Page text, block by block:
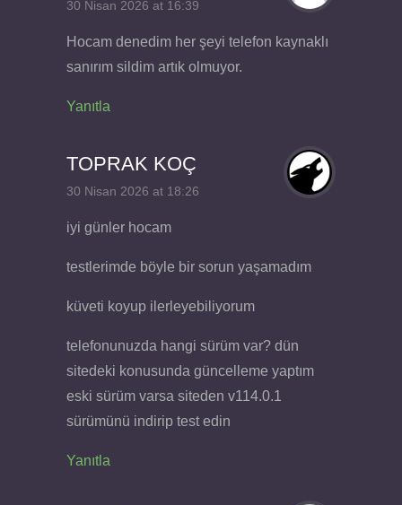
30 Nisan 2026 at 16:39
Hocam denedim her şeyi telefon kaynaklı
sanırım sildim artık olmuyor.
Yanıtla
TOPRAK KOÇ
30 Nisan 2026 at 18:26
iyi günler hocam
testlerimde böyle bir sorun yaşamadım
küveti koyup ilerleyebiliyorum
telefonunuzda hangi sürüm var? dün
sitedeki konusunda güncelleme yaptım
eski sürüm varsa siteden v114.0.1
sürümünü indirip test edin
Yanıtla